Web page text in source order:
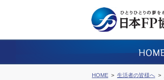
HOME 生活者の皆様へ